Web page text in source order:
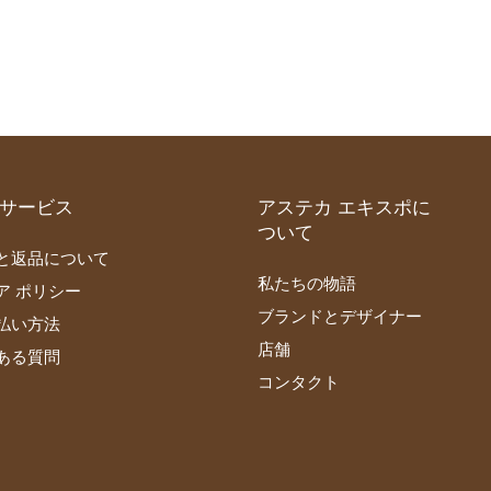
ービス
返品について
ポリシー
い方法
る質問
アステカ エキスポに
ついて
私たちの物語
ブランドとデザイナー
店舗
コンタクト